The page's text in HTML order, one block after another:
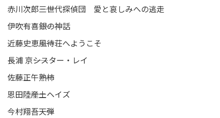
赤川次郎――三世代探偵団 愛と哀しみへの逃走
伊吹有喜――銀の神話
近藤史恵――風待荘へようこそ
長浦 京――シスター・レイ
佐藤正午――熟柿
恩田陸――産土ヘイズ
今村翔吾――天弾